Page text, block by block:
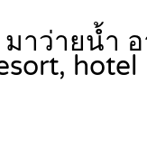
าว่ายนํ้า
hotel